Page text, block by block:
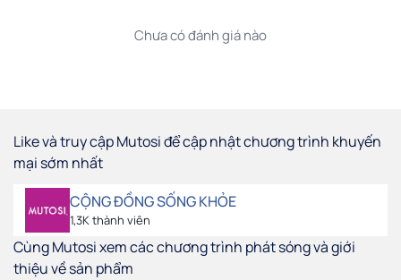
Chưa có đánh giá nào
Like và truy cập Mutosi để cập nhật chương trình khuyến
mại sớm nhất
CỘNG ĐỒNG SỐNG KHỎE
1,3K thành viên
Cùng Mutosi xem các chương trình phát sóng và giới
thiệu về sản phẩm